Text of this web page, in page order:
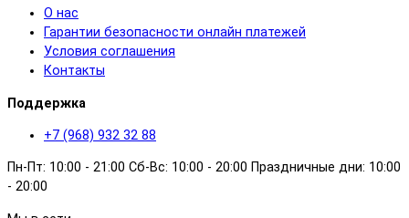
О нас
Гарантии безопасности онлайн платежей
Условия соглашения
Контакты
Поддержка
+7 (968) 932 32 88
Пн-Пт: 10:00 - 21:00 Сб-Вс: 10:00 - 20:00 Праздничные дни: 10:00
- 20:00